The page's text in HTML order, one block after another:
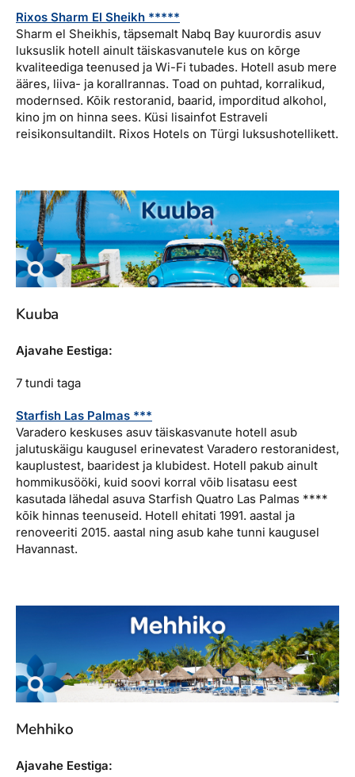
Rixos Sharm El Sheikh *****
Sharm el Sheikhis, täpsemalt Nabq Bay kuurordis asuv
luksuslik hotell ainult täiskasvanutele kus on kõrge
kvaliteediga teenused ja Wi-Fi tubades. Hotell asub mere
ääres, liiva- ja korallrannas. Toad on puhtad, korralikud,
modernsed. Kõik restoranid, baarid, imporditud alkohol,
kino jm on hinna sees. Küsi lisainfot Estraveli
reisikonsultandilt. Rixos Hotels on Türgi luksushotellikett.
Kuuba
Ajavahe Eestiga:
7 tundi taga
Starfish Las Palmas ***
Varadero keskuses asuv täiskasvanute hotell asub
jalutuskäigu kaugusel erinevatest Varadero restoranidest,
kauplustest, baaridest ja klubidest. Hotell pakub ainult
hommikusööki, kuid soovi korral võib lisatasu eest
kasutada lähedal asuva Starfish Quatro Las Palmas ****
kõik hinnas teenuseid. Hotell ehitati 1991. aastal ja
renoveeriti 2015. aastal ning asub kahe tunni kaugusel
Havannast.
Mehhiko
Ajavahe Eestiga: